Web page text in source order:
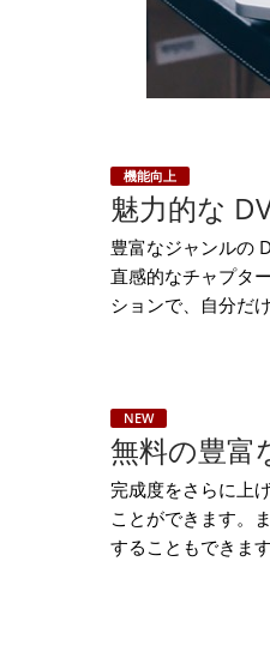
機能向上
魅力的な
豊富なジャンルの
直感的なチャプタ
ションで、自分だ
NEW
無料の豊富
完成度をさらに上
ことができます。
することもできます